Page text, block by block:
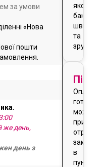
за умови
«Нова
пошти
же день,
день з
якого
банку
швидко
та
зручно
Оплата
готівкою
можлива
при
в
пункті